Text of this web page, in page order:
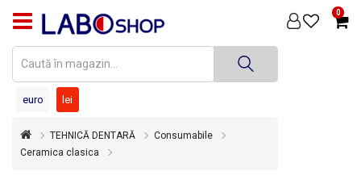
0
PRODUSE
DENTARĂ
DENTARĂ
euro lei
TEHNICĂ DENTARĂ
Consumabile
Ceramica clasica